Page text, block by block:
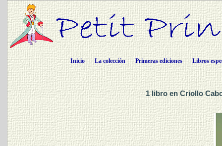
Inicio La colección Primeras ediciones Libros
1 libro en Criollo